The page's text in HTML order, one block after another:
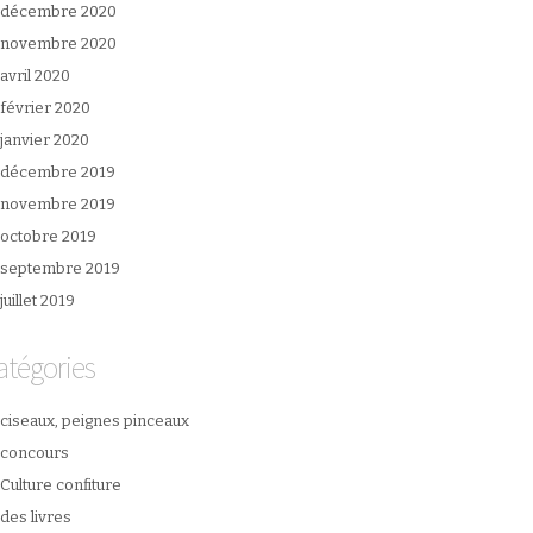
décembre 2020
novembre 2020
avril 2020
février 2020
janvier 2020
décembre 2019
novembre 2019
octobre 2019
septembre 2019
juillet 2019
ciseaux, peignes pinceaux
concours
Culture confiture
des livres